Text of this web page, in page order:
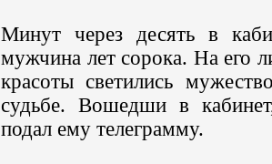
Минут через десять в
мужчина лет сорока. На его
красоты светились
судьбе. Вошедши в
подал ему телеграмму.